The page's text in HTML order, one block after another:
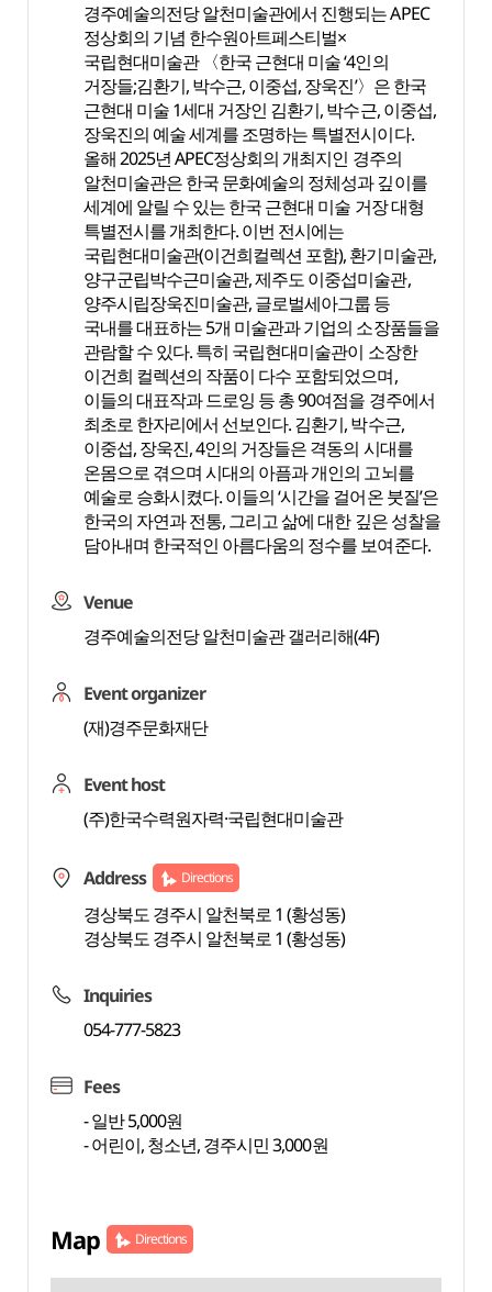
경주예술의전당 알천미술관에서 진행되는 APEC
정상회의 기념 한수원아트페스티벌×
국립현대미술관 〈한국 근현대 미술 ‘4인의
거장들;김환기, 박수근, 이중섭, 장욱진’〉은 한국
근현대 미술 1세대 거장인 김환기, 박수근, 이중섭,
장욱진의 예술 세계를 조명하는 특별전시이다.
올해 2025년 APEC정상회의 개최지인 경주의
알천미술관은 한국 문화예술의 정체성과 깊이를
세계에 알릴 수 있는 한국 근현대 미술 거장 대형
특별전시를 개최한다. 이번 전시에는
국립현대미술관(이건희컬렉션 포함), 환기미술관,
양구군립박수근미술관, 제주도 이중섭미술관,
양주시립장욱진미술관, 글로벌세아그룹 등
국내를 대표하는 5개 미술관과 기업의 소장품들을
관람할 수 있다. 특히 국립현대미술관이 소장한
이건희 컬렉션의 작품이 다수 포함되었으며,
이들의 대표작과 드로잉 등 총 90여점을 경주에서
최초로 한자리에서 선보인다. 김환기, 박수근,
이중섭, 장욱진, 4인의 거장들은 격동의 시대를
온몸으로 겪으며 시대의 아픔과 개인의 고뇌를
예술로 승화시켰다. 이들의 ‘시간을 걸어온 붓질’은
한국의 자연과 전통, 그리고 삶에 대한 깊은 성찰을
담아내며 한국적인 아름다움의 정수를 보여준다.
Venue
경주예술의전당 알천미술관 갤러리해(4F)
Event organizer
(재)경주문화재단
Event host
(주)한국수력원자력·국립현대미술관
Address Directions
경상북도 경주시 알천북로 1 (황성동)
경상북도 경주시 알천북로 1 (황성동)
Inquiries
054-777-5823
Fees
- 일반 5,000원
- 어린이, 청소년, 경주시민 3,000원
Map Directions